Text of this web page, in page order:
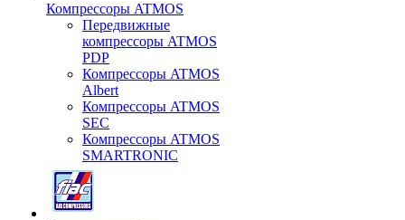
Компрессоры ATMOS
Передвижные
компрессоры ATMOS
PDP
Компрессоры ATMOS
Albert
Компрессоры ATMOS
SEC
Компрессоры ATMOS
SMARTRONIC